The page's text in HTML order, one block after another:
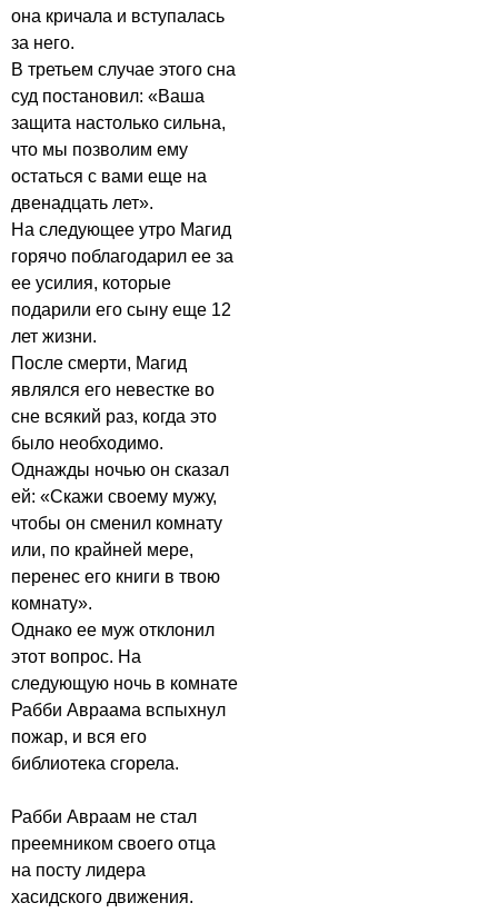
она кричала и вступалась
за него.
В третьем случае этого сна
суд постановил: «Ваша
защита настолько сильна,
что мы позволим ему
остаться с вами еще на
двенадцать лет».
На следующее утро Магид
горячо поблагодарил ее за
ее усилия, которые
подарили его сыну еще 12
лет жизни.
После смерти, Магид
являлся его невестке во
сне всякий раз, когда это
было необходимо.
Однажды ночью он сказал
ей: «Скажи своему мужу,
чтобы он сменил комнату
или, по крайней мере,
перенес его книги в твою
комнату».
Однако ее муж отклонил
этот вопрос. На
следующую ночь в комнате
Рабби Авраама вспыхнул
пожар, и вся его
библиотека сгорела.
Рабби Авраам не стал
преемником своего отца
на посту лидера
хасидского движения.